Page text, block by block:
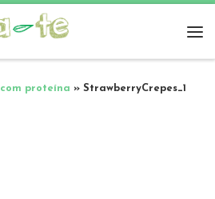
com proteína » StrawberryCrepes_1